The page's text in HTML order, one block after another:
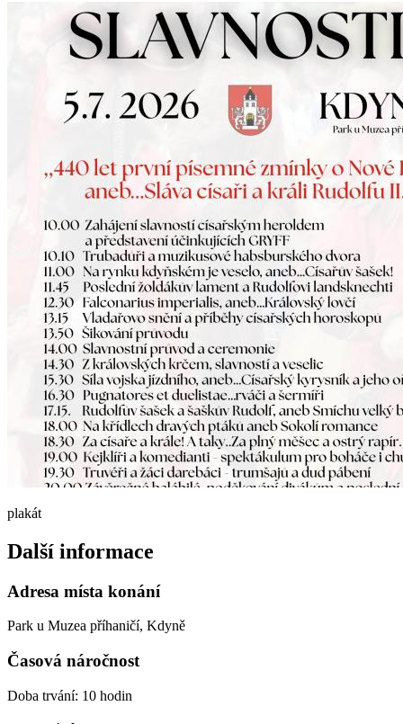
plakát
Další informace
Adresa místa konání
Park u Muzea příhaničí, Kdyně
Časová náročnost
Doba trvání: 10 hodin